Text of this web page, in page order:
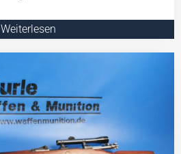
Weiterlesen